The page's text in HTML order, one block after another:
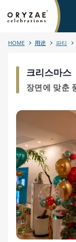
HOME 用途 파티
크리스마스
장면에 맞춘